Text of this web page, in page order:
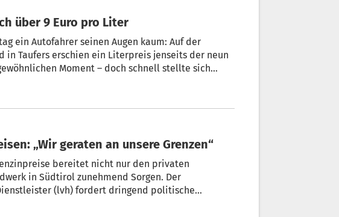
über 9 Euro pro Liter
ein Autofahrer seinen Augen kaum: Auf der
in Taufers erschien ein Literpreis jenseits der neun
Moment – doch schnell stellte sich
„Wir geraten an unsere Grenzen“
bereitet nicht nur den privaten
in Südtirol zunehmend Sorgen. Der
(lvh) fordert dringend politische